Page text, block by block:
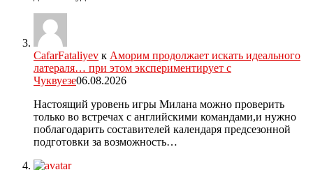
CafarFataliyev к Аморим продолжает искать идеального
латераля… при этом экспериментирует с
Чуквуезе06.08.2026
Настоящий уровень игры Милана можно проверить
только во встречах с английскими командами,и нужно
поблагодарить составителей календаря предсезонной
подготовки за возможность…